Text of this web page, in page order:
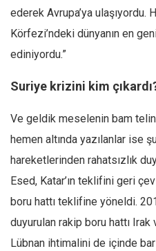
» Yazar arşivi
Bu Sayı
Kültür Sanat
7 soruda bu hafta
Ekonomi
Spor
ederek Avrupa’ya ulaşıyordu.
Körfezi’ndeki dünyanın en
ediniyordu.”
Suriye krizini kim
Ve geldik meselenin bam
hemen altında yazılanlar ise
hareketlerinden rahatsızlık
Esed, Katar’ın teklifini geri
boru hattı teklifine yöneldi.
duyurulan rakip boru hattı
Lübnan ihtimalini de içinde